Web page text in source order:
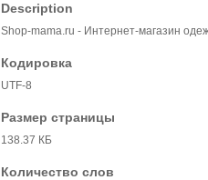
Description
Shop-mama.ru - Интернет-магазин
Кодировка
UTF-8
Размер страницы
138.37 КБ
Количество слов